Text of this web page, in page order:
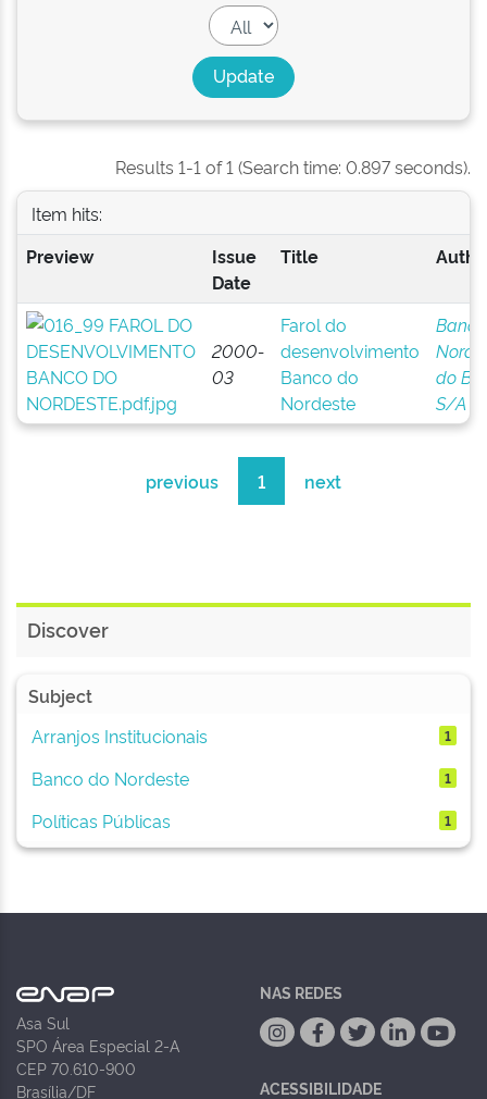
Results 1-1 of 1 (Search time: 0.897 seconds).
Item hits:
Preview
Issue
Date
Title
2000-
03
Farol do
desenvolvimento
Banco do
Nordeste
do
S/A
previous 1 next
Discover
Subject
Arranjos Institucionais
1
Banco do Nordeste 1
Políticas Públicas 1
Asa Sul
SPO Área Especial 2-A
CEP 70.610-900
Brasília/DF
NAS REDES
ACESSIBILIDADE